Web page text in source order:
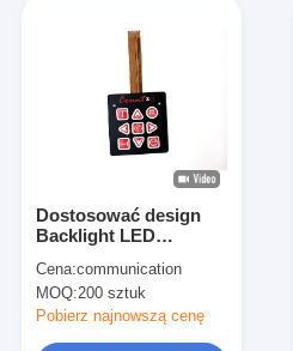
Dostosować design
Backlight LED
RGB z perymetrem
Emboss klawisze
Cena:communication
MOQ:200 sztuk
Pobierz najnowszą cenę